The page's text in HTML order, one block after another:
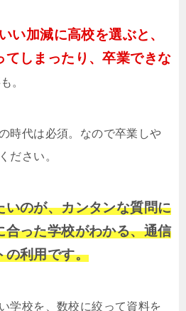
いい加減に高校を選ぶと、
てしまったり、卒業できな
。
時代は必須。なので卒業しや
ださい。
いのが、カンタンな質問に
合った学校がわかる、通信
の利用です。
学校を、数校に絞って資料を